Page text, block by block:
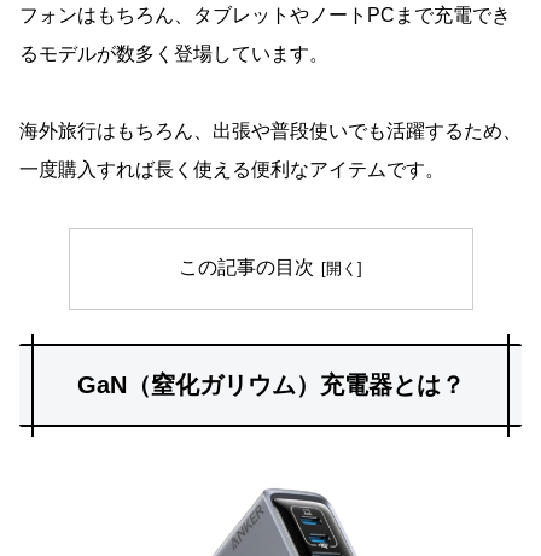
フォンはもちろん、タブレットやノートPCまで充電でき
るモデルが数多く登場しています。
海外旅行はもちろん、出張や普段使いでも活躍するため、
一度購入すれば長く使える便利なアイテムです。
この記事の目次
GaN（窒化ガリウム）充電器とは？